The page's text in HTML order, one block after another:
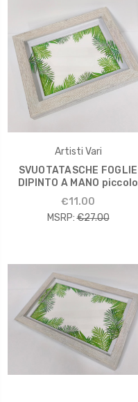
Artisti Vari
SVUOTATASCHE FOGLIE
DIPINTO A MANO piccolo
€11.00
MSRP: €27.00